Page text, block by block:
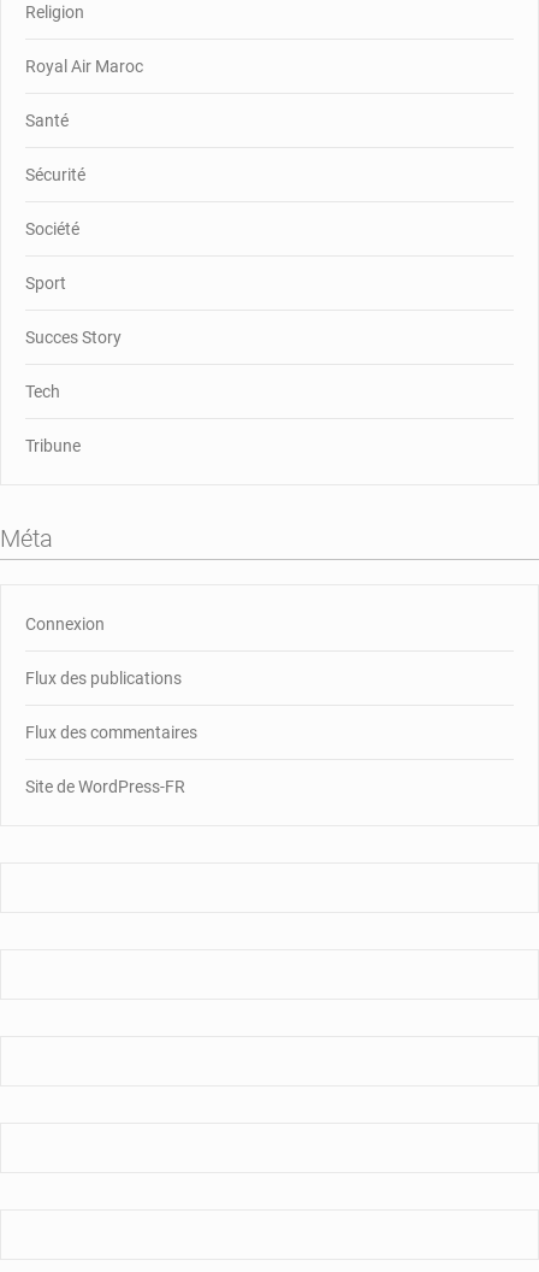
Religion
Royal Air Maroc
Santé
Sécurité
Société
Sport
Succes Story
Tech
Tribune
Méta
Connexion
Flux des publications
Flux des commentaires
Site de WordPress-FR